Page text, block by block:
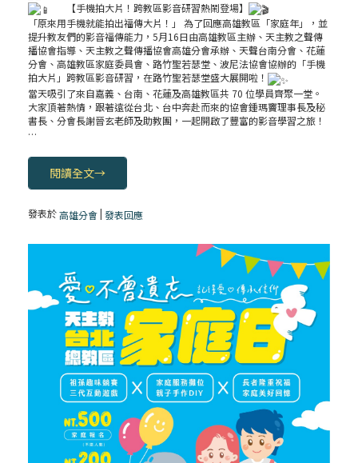
【手機拍大片！跨教區影音研習熱鬧登場】
「原來用手機就能拍出福傳大片！」 為了回應高雄教區「家庭年」，並
提升教友們的影音福傳能力，5月16日由高雄教區主辦、天主教之聲傳
播協會指導、天主教之聲傳播協會高雄分會承辦、天聲台南分會、花蓮
分會、高雄教區家庭委員會、路竹聖若瑟堂、波尼法協會協辦的「手機
拍大片」跨教區影音研習，在路竹聖若瑟堂盛大展開啦！
當天吸引了來自嘉義、台南、花蓮及高雄教區共 70 位學員齊聚一堂。
大家頂著熱情，跟著遠從台北、台中奔赴而來的協會鍾瑪竇理事長及秘
書長、分會長謝晉玄老師及助教團，一起開啟了豐富的影音學習之旅！
…
閱讀全文→
發表於高雄分會|發表回應